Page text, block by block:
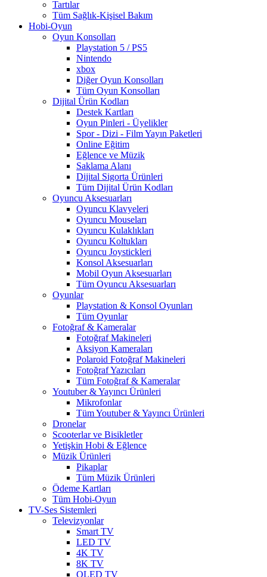
Tartılar
Tüm Sağlık-Kişisel Bakım
Hobi-Oyun
Oyun Konsolları
Playstation 5 / PS5
Nintendo
xbox
Diğer Oyun Konsolları
Tüm Oyun Konsolları
Dijital Ürün Kodları
Destek Kartları
Oyun Pinleri - Üyelikler
Spor - Dizi - Film Yayın Paketleri
Online Eğitim
Eğlence ve Müzik
Saklama Alanı
Dijital Sigorta Ürünleri
Tüm Dijital Ürün Kodları
Oyuncu Aksesuarları
Oyuncu Klavyeleri
Oyuncu Mouseları
Oyuncu Kulaklıkları
Oyuncu Koltukları
Oyuncu Joystickleri
Konsol Aksesuarları
Mobil Oyun Aksesuarları
Tüm Oyuncu Aksesuarları
Oyunlar
Playstation & Konsol Oyunları
Tüm Oyunlar
Fotoğraf & Kameralar
Fotoğraf Makineleri
Aksiyon Kameraları
Polaroid Fotoğraf Makineleri
Fotoğraf Yazıcıları
Tüm Fotoğraf & Kameralar
Youtuber & Yayıncı Ürünleri
Mikrofonlar
Tüm Youtuber & Yayıncı Ürünleri
Dronelar
Scooterlar ve Bisikletler
Yetişkin Hobi & Eğlence
Müzik Ürünleri
Pikaplar
Tüm Müzik Ürünleri
Ödeme Kartları
Tüm Hobi-Oyun
TV-Ses Sistemleri
Televizyonlar
Smart TV
LED TV
4K TV
8K TV
OLED TV